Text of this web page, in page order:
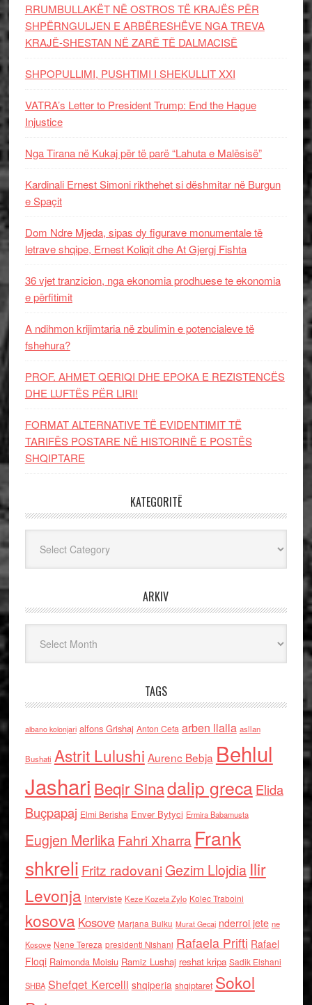
RRUMBULLAKËT NË OSTROS TË KRAJËS PËR
SHPËRNGULJEN E ARBËRESHËVE NGA TREVA
KRAJË-SHESTAN NË ZARË TË DALMACISË
SHPOPULLIMI, PUSHTIMI I SHEKULLIT XXI
VATRA’s Letter to President Trump: End the Hague
Injustice
Nga Tirana në Kukaj për të parë “Lahuta e Malësisë”
Kardinali Ernest Simoni rikthehet si dëshmitar në Burgun
e Spaçit
Dom Ndre Mjeda, sipas dy figurave monumentale të
letrave shqipe, Ernest Koliqit dhe At Gjergj Fishta
36 vjet tranzicion, nga ekonomia prodhuese te ekonomia
e përfitimit
A ndihmon krijimtaria në zbulimin e potencialeve të
fshehura?
PROF. AHMET QERIQI DHE EPOKA E REZISTENCЁS
DHE LUFTЁS PЁR LIRI!
FORMAT ALTERNATIVE TË EVIDENTIMIT TË
TARIFËS POSTARE NË HISTORINË E POSTËS
SHQIPTARE
KATEGORITË
ARKIV
TAGS
albano kolonjari alfons Grishaj Anton Cefa arben llalla asllan
Bushati Astrit Lulushi Aurenc Bebja Behlul
Jashari Beqir Sinadalip grecaElida
Buçpapaj Elmi Berisha Enver Bytyci Ermira Babamusta
Eugjen MerlikaFahri Xharra Frank
shkreli Fritz radovaniGezim Llojdia Ilir
Levonja Interviste Keze Kozeta Zylo Kolec Traboini
kosova Kosove Marjana Bulku Murat Gecaj nderroi jete ne
Kosove Nene Tereza presidenti Nishani Rafaela Prifti Rafael
Floqi Raimonda Moisiu Ramiz Lushaj reshat kripa Sadik Elshani
SHBA Shefqet Kercelli shqiperia shqiptaret Sokol